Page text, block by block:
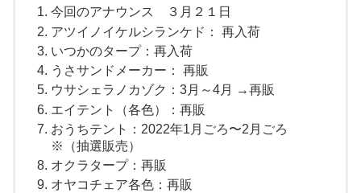
今回のアナウンス ３月２１日
アツイノイケルシランケド： 再入荷
いつかのタープ：再入荷
うさサンドメーカー： 再販
ウサシェラノカゾク：3月～4月 →再販
エイテント（各色）：再販
おうちテント：2022年1月ごろ〜2月ごろ
※（抽選販売）
オクラタープ：再販
オヤコチェア各色：再販